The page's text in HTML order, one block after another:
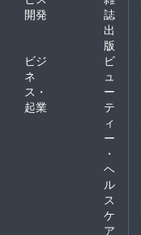
開発
誌
出
版
ビジ
ネ
ス・
起業
ビ
ュ
ー
テ
ィ
ー
・
ヘ
ル
ス
ケ
ア